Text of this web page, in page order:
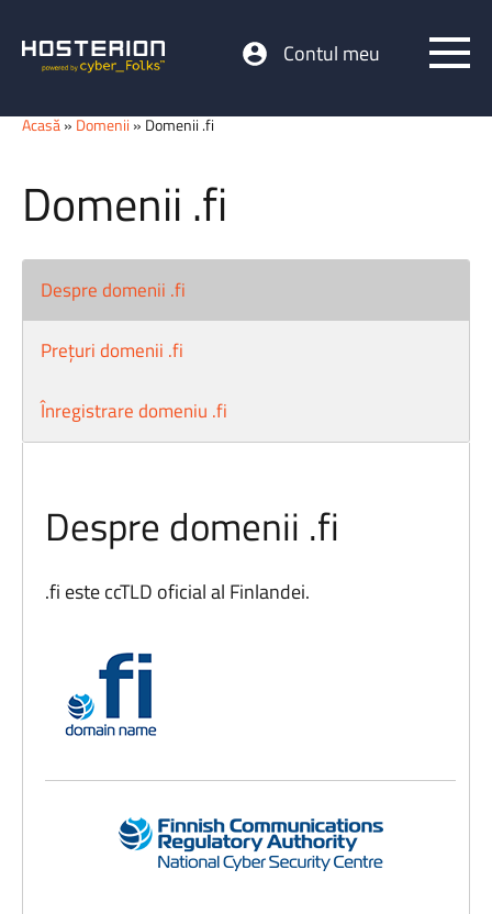
Contul meu
Acasă» Domenii » Domenii .fi
Domenii .fi
Despre domenii .fi
Prețuri domenii .fi
Înregistrare domeniu .fi
Despre domenii .fi
.fi este ccTLD oficial al Finlandei.